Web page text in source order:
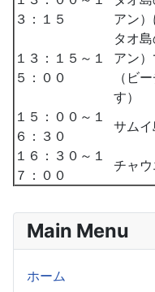
Main Menu
ホーム
３：１５
アン）
１３：１５～１
５：００
タオ
アン
（ビ
す）
１５：００～１
６：３０
サムイ
１６：３０～１
７：００
チャウ